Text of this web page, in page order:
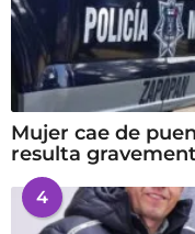
Mujer cae de
resulta
4